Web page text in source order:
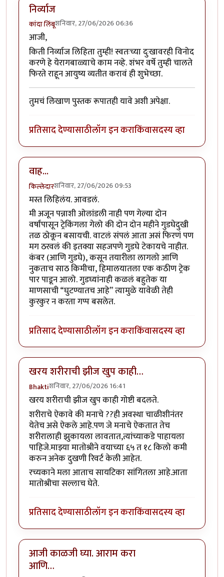
निर्व्याज
कांदा लिंबूशनिवार, 27/06/2026 06:36
आजी,
किती निर्व्याज लिहिता तुम्ही! स्वतःच्या दुःखावरही विनोद
करणे हे येरागबाळ्याचे काम नव्हे. शंभर वर्षे तुम्ही चालते
फिरते राहून आयुष्य व्यतीत करावं ही शुभेच्छा.
तुमचं लिखाण पुस्तक रूपातही यावे अशी अपेक्षा.
प्रतिसाद देण्यासाठीलॉग इन कराकिंवासदस्य व्हा
वाह...
किल्लेदारशनिवार, 27/06/2026 09:53
मस्त लिहिलंय. आवडलं.
मी अजून पन्नाशी ओलांडली नाही पण गेल्या दोन
वर्षांपासून ट्रेकिंगला गेलो की दोन दोन महीने गुडघेदुखी
तळ ठोकून बसायची. वाटलं संपलं आता असं फिरणं पण
मग ठरवलं की इतक्या सहजपणे गुडघे टेकायचे नाहीत.
कंबर (आणि गुडघे), कसून तयारीला लागलो आणि
नुकताच साठ किमीचा, हिमालयातला एक कठीण ट्रेक
पार पाडून आलो. गुडघ्यांनाही कळलं बहुतेक या
माणसाची “घुटण्यातच आहे” त्यामुळे यावेळी तेही
कुरकुर न करता गप्प बसलेत.
प्रतिसाद देण्यासाठीलॉग इन कराकिंवासदस्य व्हा
खरय शरीराची झीज खुप काही…
Bhaktiशनिवार, 27/06/2026 16:41
खरय शरीराची झीज खुप काही गोष्टी बदलते.
शरीराचे ऐकावे की मनाचे ??ही अवस्था चाळीशीनंतर
येतेच असे ऐकले आहे.पण जे मनाचे ऐकतात तेच
शरीरालाही झुकायला लावतात,त्यांच्याकडे पाहायला
पाहिजे.माझ्या मातोश्रीने वयाच्या ६५ त १८ किलो कमी
करुन अनेक दुखणी रिवर्ट केली आहेत.
रच्यकाने मला आताच सायटिका सांगितला आहे.आता
मातोश्रीचा सल्लाच घेते.
प्रतिसाद देण्यासाठीलॉग इन कराकिंवासदस्य व्हा
आजी काळजी घ्या. आराम करा
आणि…